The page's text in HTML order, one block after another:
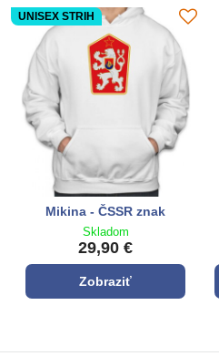
UNISEX STRIH
Mikina - ČSSR znak
Skladom
29,90 €
Zobraziť